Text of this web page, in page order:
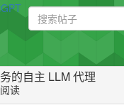
的自主 LLM 代理
读